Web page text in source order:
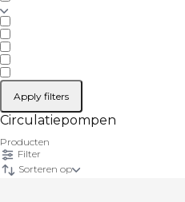
Apply filters
Circulatiepompen
Producten
Filter
Sorteren op